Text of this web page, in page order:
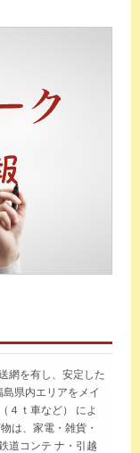
網を有し、安定した
県内エリアをメイ
４ｔ車など） によ
は、家電・雑貨・
道コンテ ナ・引越